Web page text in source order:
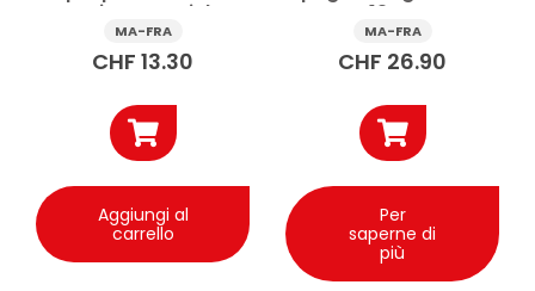
parti meccaniche
500 ml
MA-FRA
CHF 13.30
Aggiungi al
carrello
12 pz
MA-FRA
CHF 26.90
Per
saperne di
più